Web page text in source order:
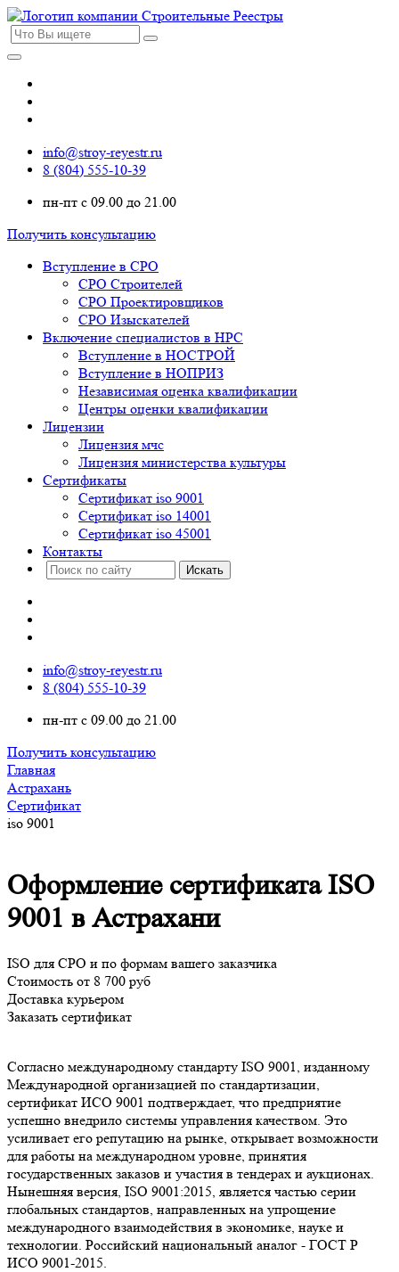
info@stroy-reyestr.ru
8 (804) 555-10-39
пн-пт с 09.00 до 21.00
Получить консультацию
Вступление в СРО
СРО Строителей
СРО Проектировщиков
СРО Изыскателей
Включение специалистов в НРС
Вступление в НОСТРОЙ
Вступление в НОПРИЗ
Независимая оценка квалификации
Центры оценки квалификации
Лицензии
Лицензия мчс
Лицензия министерства культуры
Сертификаты
Сертификат iso 9001
Сертификат iso 14001
Сертификат iso 45001
Контакты
info@stroy-reyestr.ru
8 (804) 555-10-39
пн-пт с 09.00 до 21.00
Получить консультацию
Главная
Астрахань
Сертификат
iso 9001
Оформление сертификата ISO
9001 в Астрахани
ISO для СРО и по формам вашего заказчика
Стоимость от 8 700 руб
Доставка курьером
Заказать сертификат
Согласно международному стандарту ISO 9001, изданному
Международной организацией по стандартизации,
сертификат ИСО 9001 подтверждает, что предприятие
успешно внедрило системы управления качеством. Это
усиливает его репутацию на рынке, открывает возможности
для работы на международном уровне, принятия
государственных заказов и участия в тендерах и аукционах.
Нынешняя версия, ISO 9001:2015, является частью серии
глобальных стандартов, направленных на упрощение
международного взаимодействия в экономике, науке и
технологии. Российский национальный аналог - ГОСТ Р
ИСО 9001-2015.